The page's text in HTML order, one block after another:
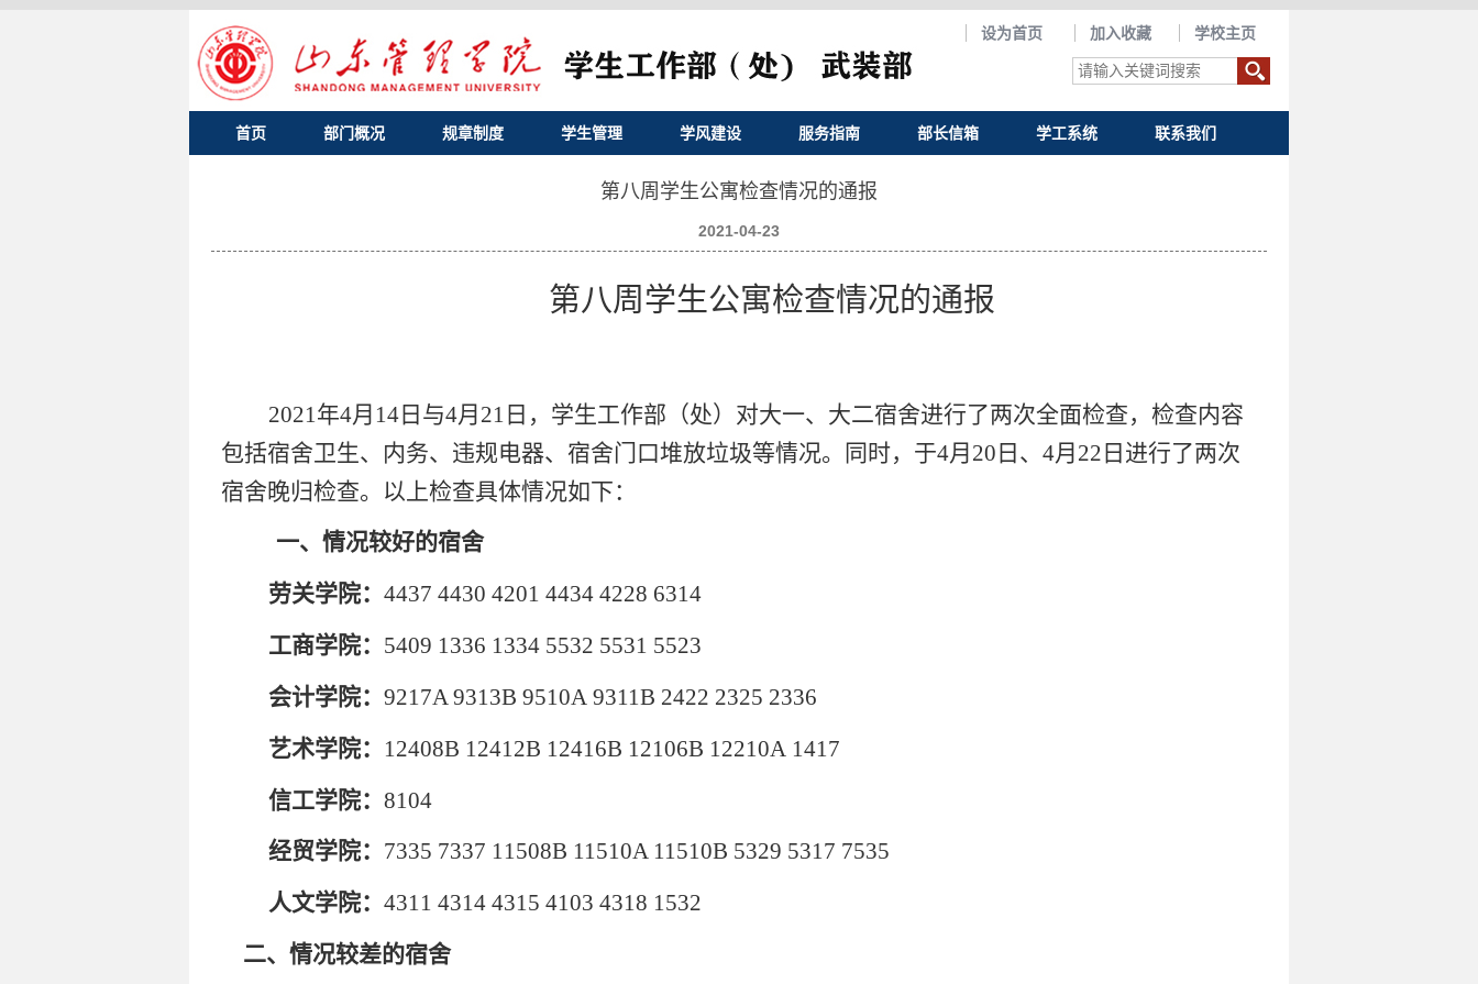
设为首页 加入收藏 学校主页
首页 部门概况 规章制度 学生管理 学风建设 服务指南 部长信箱 学工系统 联系我们
第八周学生公寓检查情况的通报
2021-04-23
第八周学生公寓检查情况的通报
2021年4月14日与4月21日，学生工作部（处）对大一、大二宿舍进行了两次全面检查，检查内容
包括宿舍卫生、内务、违规电器、宿舍门口堆放垃圾等情况。同时，于4月20日、4月22日进行了两次
宿舍晚归检查。以上检查具体情况如下：
一、情况较好的宿舍
劳关学院： 4437 4430 4201 4434 4228 6314
工商学院： 5409 1336 1334 5532 5531 5523
会计学院： 9217A 9313B 9510A 9311B 2422 2325 2336
艺术学院： 12408B 12412B 12416B 12106B 12210A 1417
信工学院： 8104
经贸学院： 7335 7337 11508B 11510A 11510B 5329 5317 7535
人文学院： 4311 4314 4315 4103 4318 1532
二、情况较差的宿舍